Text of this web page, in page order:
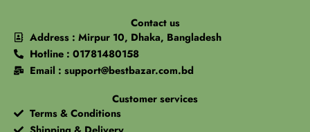
Contact us
Address : Mirpur 10, Dhaka, Bangladesh
Hotline : 01781480158
Email : support@bestbazar.com.bd
Customer services
Terms & Conditions